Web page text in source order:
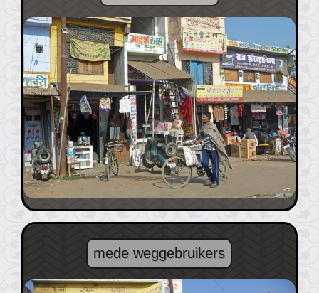
mede weggebruikers